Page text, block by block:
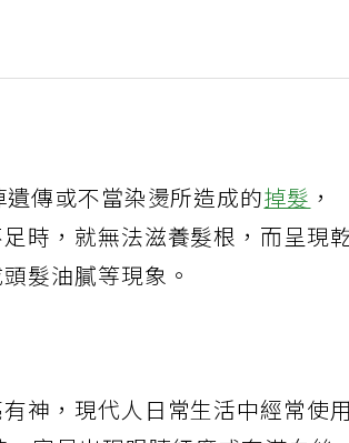
傳或不當染燙所造成的掉髮 ，
時，就無法滋養髮根，而呈現
髮油膩等現象。
神，現代人日常生活中經常使用